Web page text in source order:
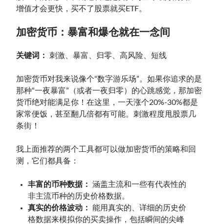
增值才会更快，买不了股票就买ETF。
加密货币：暴富和爆仓就在一念间
关键词： 刺激、暴富、归零、高风险、短线
加密货币对我来说像个“数字游乐场”。如果你追求的是
那种“一夜暴富”（或者一夜归零）的心跳感觉，那加密
货币绝对能满足你！在这里，一天涨个20%-30%都是
家常便饭，甚至翻几倍都有可能。刺激程度甩股票几
条街！
我上面推荐的两个工具都可以做加密货币的策略和回
测，它们都具备：
丰富的币种数据：
涵盖主流和一些有代表性的
非主流币种的历史价格数据。
真实的价格波动：
能用真实的、详细的历史价
格数据来模拟你的买卖操作，包括瞬间的尖峰